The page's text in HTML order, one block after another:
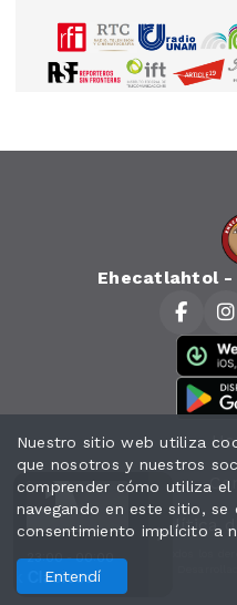
23:00 - 00:00
Clásicos
Ehecatlahtol -
Política
Nuestro sitio web utiliza
que nosotros y nuestros
comprender cómo utiliza
navegando en este sitio, se
consentimiento implícito a
Entendí